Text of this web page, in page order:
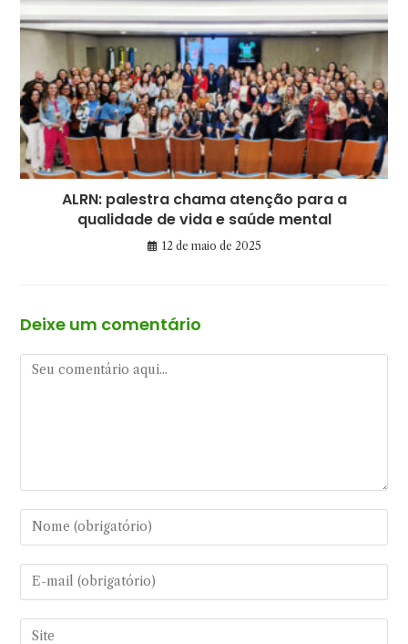
ALRN: palestra chama atenção para a
qualidade de vida e saúde mental
12 de maio de 2025
Deixe um comentário
Comentário
Digite
seu
nome
ou
de
Digite
seu
endereço
Digite